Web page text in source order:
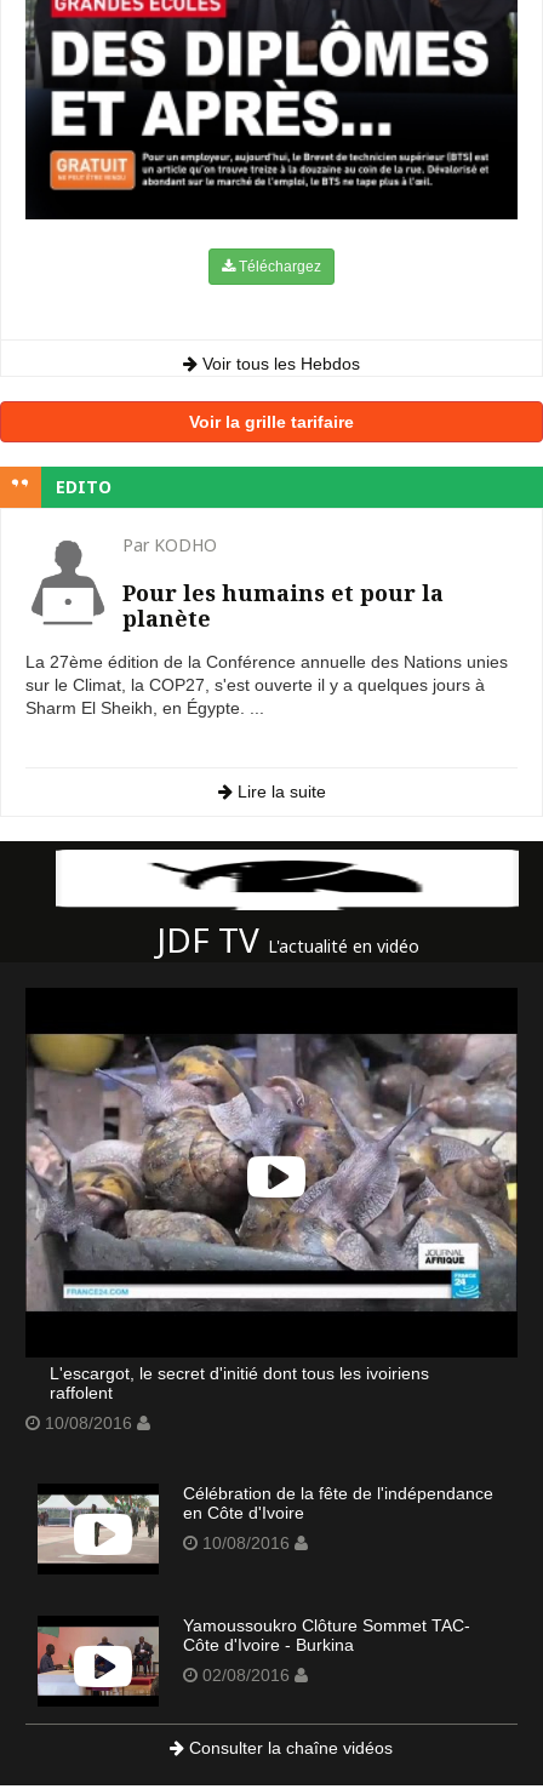
Téléchargez
Voir tous les Hebdos
Voir la grille tarifaire
EDITO
Par KODHO
Pour les humains et pour la
planète
La 27ème édition de la Conférence annuelle des Nations unies
sur le Climat, la COP27, s'est ouverte il y a quelques jours à
Sharm El Sheikh, en Égypte. ...
Lire la suite
JDF TV L'actualité en vidéo
L'escargot, le secret d'initié dont tous les ivoiriens
raffolent
10/08/2016
Célébration de la fête de l'indépendance
en Côte d'Ivoire
10/08/2016
Yamoussoukro Clôture Sommet TAC-
Côte d'Ivoire - Burkina
02/08/2016
Consulter la chaîne vidéos